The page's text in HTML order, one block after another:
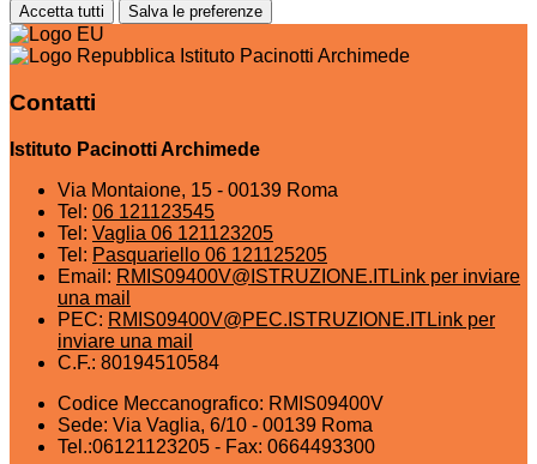
Accetta tutti Salva le preferenze
Istituto Pacinotti Archimede
Contatti
Istituto Pacinotti Archimede
Via Montaione, 15 - 00139 Roma
Tel: 06 121123545
Tel: Vaglia 06 121123205
Tel: Pasquariello 06 121125205
Email: RMIS09400V@ISTRUZIONE.ITLink per inviare
una mail
PEC: RMIS09400V@PEC.ISTRUZIONE.ITLink per
inviare una mail
C.F.: 80194510584
Codice Meccanografico: RMIS09400V
Sede: Via Vaglia, 6/10 - 00139 Roma
Tel.:06121123205 - Fax: 0664493300